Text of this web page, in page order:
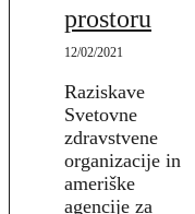
prostoru
12/02/2021
Raziskave
Svetovne
zdravstvene
organizacije in
ameriške
agencije za